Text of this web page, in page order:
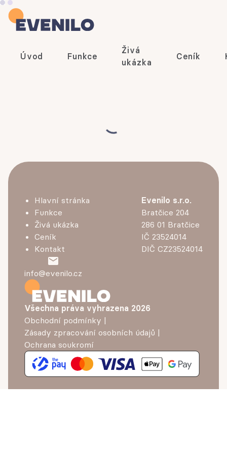
Úvod Funkce
Živá
ukázka
Ceník
Všechna práva vyhrazena 2026
Obchodní podmínky |
Zásady zpracování osobních údajů |
Ochrana soukromí
Hlavní stránka
Funkce
Živá ukázka
Ceník
Kontakt
Evenilo s.r.o.
Bratčice 204
286 01 Bratčice
IČ 23524014
DIČ CZ23524014
info@evenilo.cz